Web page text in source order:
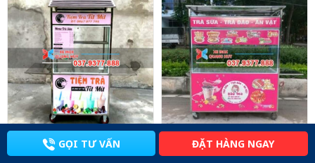
Xe trà sữa 70cm Tít Mít
Xe trà sữa, trà đào, ăn
GỌI TƯ VẤN ĐẶT HÀNG NGAY